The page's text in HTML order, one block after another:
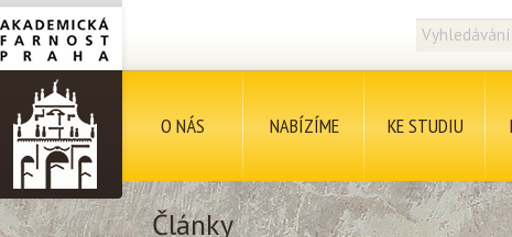
O NÁS NABÍZÍME KE STUDIU
Články